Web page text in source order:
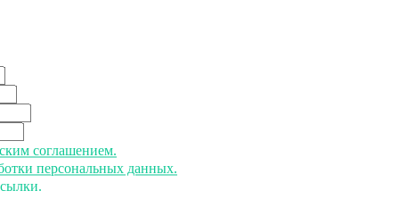
соглашением.
персональных данных.